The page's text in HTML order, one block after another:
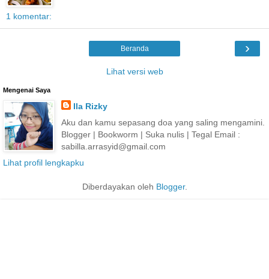
1 komentar:
›
Beranda
Lihat versi web
Mengenai Saya
Ila Rizky
Aku dan kamu sepasang doa yang saling mengamini.
Blogger | Bookworm | Suka nulis | Tegal Email :
sabilla.arrasyid@gmail.com
Lihat profil lengkapku
Diberdayakan oleh Blogger.